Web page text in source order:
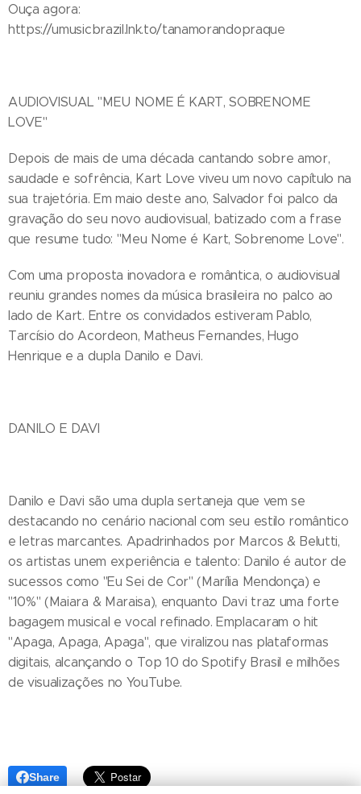
Ouça agora:
https://umusicbrazil.lnk.to/tanamorandopraque
AUDIOVISUAL "MEU NOME É KART, SOBRENOME
LOVE"
Depois de mais de uma década cantando sobre amor,
saudade e sofrência, Kart Love viveu um novo capítulo na
sua trajetória. Em maio deste ano, Salvador foi palco da
gravação do seu novo audiovisual, batizado com a frase
que resume tudo: "Meu Nome é Kart, Sobrenome Love".
Com uma proposta inovadora e romântica, o audiovisual
reuniu grandes nomes da música brasileira no palco ao
lado de Kart. Entre os convidados estiveram Pablo,
Tarcísio do Acordeon, Matheus Fernandes, Hugo
Henrique e a dupla Danilo e Davi.
DANILO E DAVI
Danilo e Davi são uma dupla sertaneja que vem se
destacando no cenário nacional com seu estilo romântico
e letras marcantes. Apadrinhados por Marcos & Belutti,
os artistas unem experiência e talento: Danilo é autor de
sucessos como "Eu Sei de Cor" (Marília Mendonça) e
"10%" (Maiara & Maraisa), enquanto Davi traz uma forte
bagagem musical e vocal refinado. Emplacaram o hit
"Apaga, Apaga, Apaga", que viralizou nas plataformas
digitais, alcançando o Top 10 do Spotify Brasil e milhões
de visualizações no YouTube.
Share